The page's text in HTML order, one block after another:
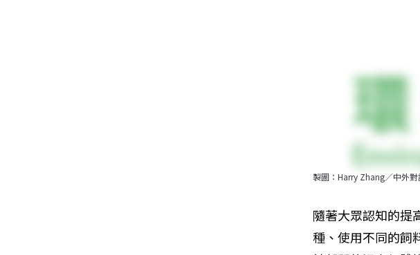
製圖：Harry Zhang／中外對
隨著大眾認知的提
種、使用不同的飼